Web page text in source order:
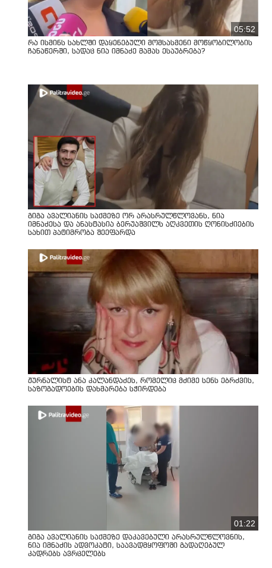
05:52
რა ისმინს სახლში დაყენებული მომსასმენი მოწყობილობის
ჩანაწერში, სადაც ნია იმნაძე მამას ესაუბრება?
გიგა ავალიანის საქმეზე ორ არასრულწლოვანს, ნია
იმნაძესა და ანასტასია ბერუაშვილს აღკვეთის ღონისძიების
სახით პატიმრობა შეეფარდა
ჟურნალისტ ანა კალანდაძეს, რომელიც მძიმე სენს ებრძვის,
საზოგადოების დახმარება სჭირდება
01:22
გიგა ავალიანის საქმეზე დაკავებული არასრულწლოვნის,
ნია იმნაძის ადვოკატი, საავადმყოფოში გადაღებულ
კადრებს ავრცელებს